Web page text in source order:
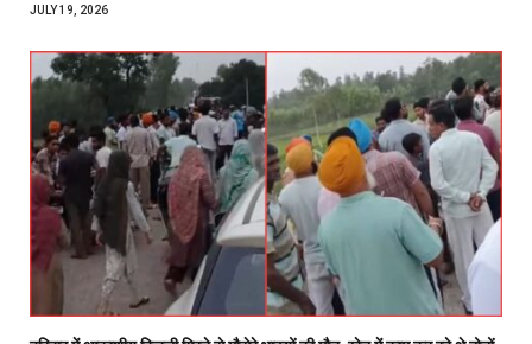
JULY 19, 2026